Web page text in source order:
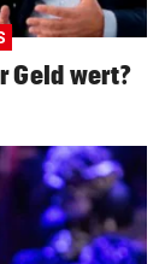
Geld wert?